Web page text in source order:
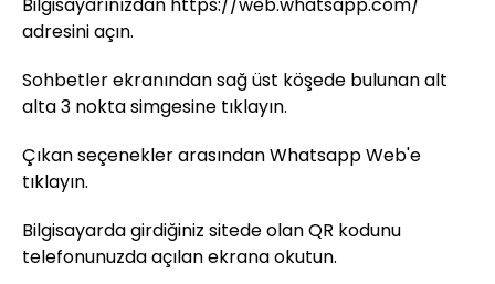
adresini açın.
Sohbetler ekranından sağ üst köşede bulunan alt
alta 3 nokta simgesine tıklayın.
Çıkan seçenekler arasından Whatsapp Web'e
tıklayın.
Bilgisayarda girdiğiniz sitede olan QR kodunu
telefonunuzda açılan ekrana okutun.